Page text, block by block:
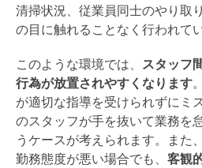
清掃状況、従業員同士のやり取
の目に触れることなく行われて
このような環境では、 スタッフ
行為が放置されやすくなります
が適切な指導を受けられずにミ
のスタッフが手を抜いて業務を
うケースが考えられます。また
勤務態度が悪い場合でも、 客観